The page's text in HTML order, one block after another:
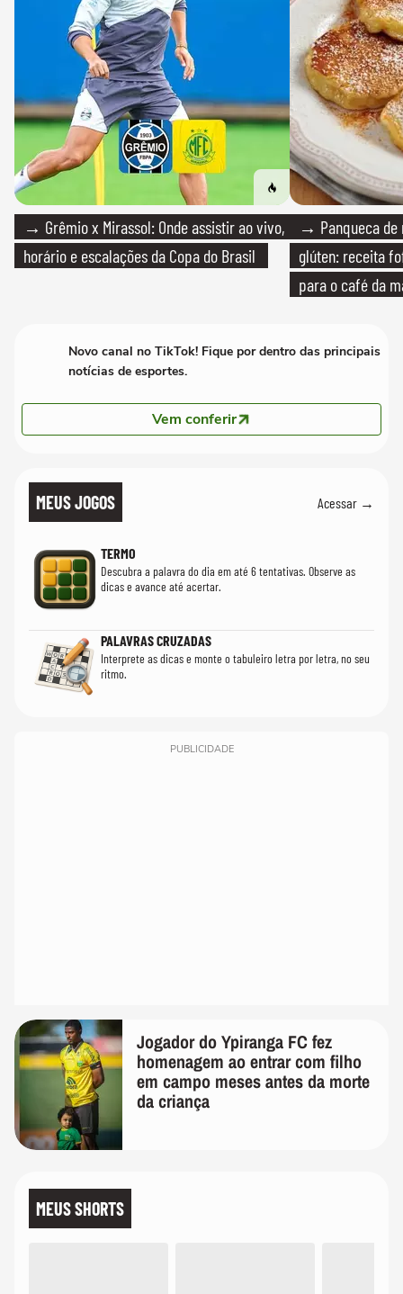
→ Grêmio x Mirassol: Onde assistir ao vivo,
horário e escalações da Copa do Brasil
→ Panqueca de
glúten: receita
para o café da
Novo canal no TikTok! Fique por dentro das principais
notícias de esportes.
Vem conferir
MEUS JOGOS Acessar →
TERMO
Descubra a palavra do dia em até 6 tentativas. Observe as
dicas e avance até acertar.
PALAVRAS CRUZADAS
Interprete as dicas e monte o tabuleiro letra por letra, no seu
ritmo.
PUBLICIDADE
Jogador do Ypiranga FC fez
homenagem ao entrar com filho
em campo meses antes da morte
da criança
MEUS SHORTS